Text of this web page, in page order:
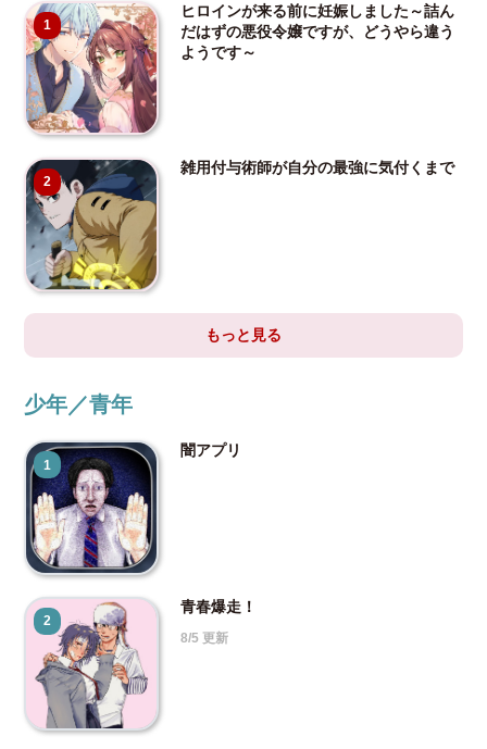
1
ヒロインが来る前に妊娠しました～詰ん
だはずの悪役令嬢ですが、どうやら違う
ようです～
2
雑用付与術師が自分の最強に気付くまで
もっと見る
少年／青年
1
闇アプリ
2
青春爆走！
8/5 更新